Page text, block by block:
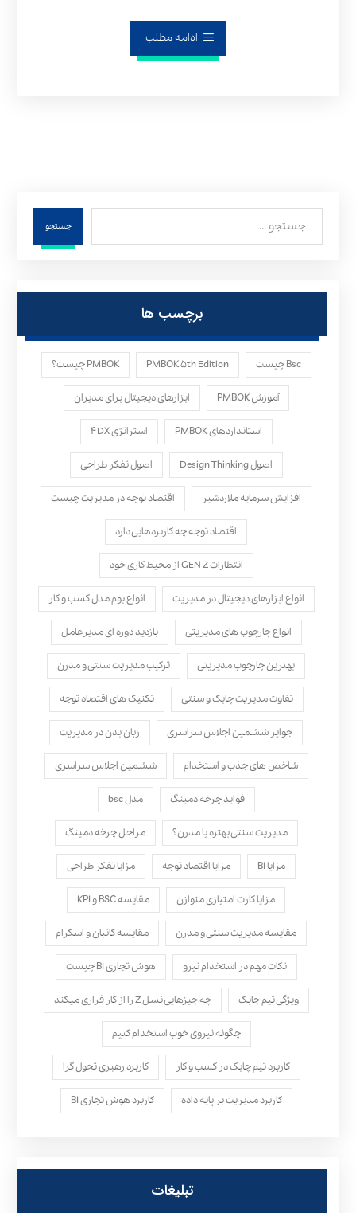
ادامه مطلب
جستجو
برچسب ها
Bsc چیست PMBOK ۵th Edition PMBOK چیست؟
آموزش PMBOK ابزارهای دیجیتال برای مدیران
استانداردهای PMBOK استراتژی ۴DX
اصول Design Thinking اصول تفکر طراحی
افزایش سرمایه ملاردشیر اقتصاد توجه در مدیریت چیست
اقتصاد توجه چه کاربردهایی دارد
انتظارات GEN Z از محیط کاری خود
انواع ابزارهای دیجیتال در مدیریت انواع بوم مدل کسب‌ و کار
انواع چارچوب های مدیریتی بازدید دوره ای مدیرعامل
بهترین چارچوب مدیریتی ترکیب مدیریت سنتی و مدرن
تفاوت مدیریت چابک و سنتی تکنیک های اقتصاد توجه
جوایز ششمین اجلاس سراسری زبان بدن در مدیریت
شاخص های جذب و استخدام ششمین اجلاس سراسری
فواید چرخه دمینگ مدل bsc
مدیریت سنتی بهتره یا مدرن؟ مراحل چرخه دمینگ
مزایا BI مزایا اقتصاد توجه مزایا تفکر طراحی
مزایا کارت امتیازی متوازن مقایسه BSC و KPI
مقایسه مدیریت سنتی و مدرن مقایسه کانبان و اسکرام
نکات مهم در استخدام نیرو هوش تجاری BI چیست
ویژگی تیم چابک چه چیزهایی نسل Z را از کار فراری میکند
چگونه نیروی خوب استخدام کنیم
کاربرد تیم چابک در کسب و کار کاربرد رهبری تحول‌ گرا
کاربرد مدیریت بر پایه داده کاربرد هوش تجاری BI
تبلیغات